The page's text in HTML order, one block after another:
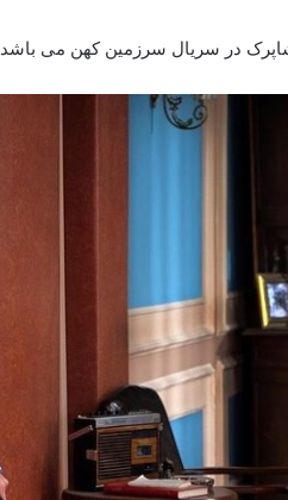
شاپرک در سریال سرزمین کهن می‌